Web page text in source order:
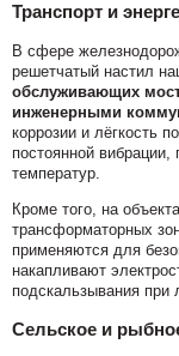
Транспорт и
В сфере
решетчатый настил
обслуживающих
инженерными
коррозии и лёгкость
постоянной
температур.
Кроме того, на
трансформаторных
применяются для
накапливают
подскальзывания при
Сельское и